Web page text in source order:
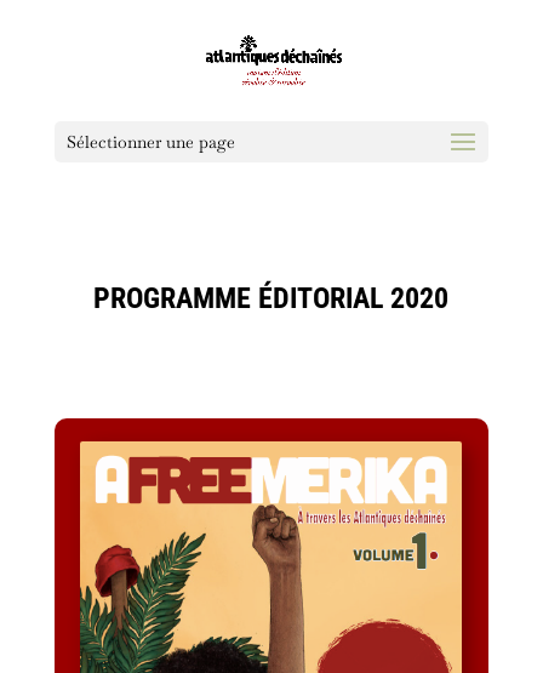
Sélectionner une page
PROGRAMME ÉDITORIAL 2020